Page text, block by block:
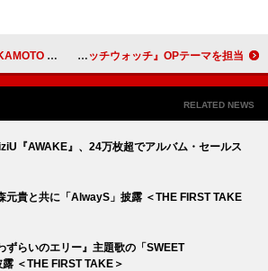
シャルEDの配信スタート YOASOBI、アニメ『ウィッチウォッチ』OPテーマを担当
RELATED NEWS
『AWAKE』、24万枚超でアルバム・セールス
元貴と共に「AlwayS」披露 ＜THE FIRST TAKE
ずらいのエリー』主題歌の「SWEET
＜THE FIRST TAKE＞